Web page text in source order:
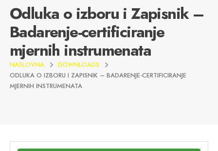
Odluka o izboru i Zapisnik –
Badarenje-certificiranje
mjernih instrumenata
NASLOVNA
DOWNLOADS
ODLUKA O IZBORU I ZAPISNIK – BADARENJE-CERTIFICIRANJE
MJERNIH INSTRUMENATA